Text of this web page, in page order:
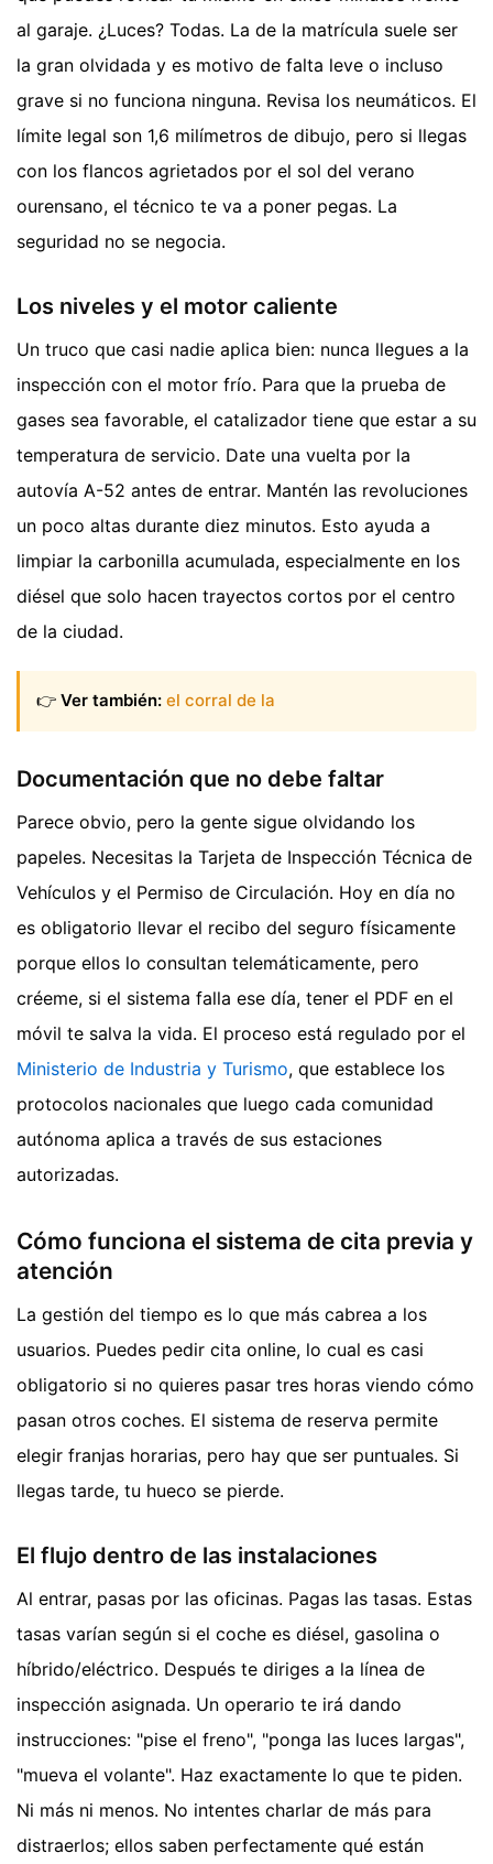
al garaje. ¿Luces? Todas. La de la matrícula suele ser
la gran olvidada y es motivo de falta leve o incluso
grave si no funciona ninguna. Revisa los neumáticos. El
límite legal son 1,6 milímetros de dibujo, pero si llegas
con los flancos agrietados por el sol del verano
ourensano, el técnico te va a poner pegas. La
seguridad no se negocia.
Los niveles y el motor caliente
Un truco que casi nadie aplica bien: nunca llegues a la
inspección con el motor frío. Para que la prueba de
gases sea favorable, el catalizador tiene que estar a su
temperatura de servicio. Date una vuelta por la
autovía A-52 antes de entrar. Mantén las revoluciones
un poco altas durante diez minutos. Esto ayuda a
limpiar la carbonilla acumulada, especialmente en los
diésel que solo hacen trayectos cortos por el centro
de la ciudad.
👉 Ver también: el corral de la
Documentación que no debe faltar
Parece obvio, pero la gente sigue olvidando los
papeles. Necesitas la Tarjeta de Inspección Técnica de
Vehículos y el Permiso de Circulación. Hoy en día no
es obligatorio llevar el recibo del seguro físicamente
porque ellos lo consultan telemáticamente, pero
créeme, si el sistema falla ese día, tener el PDF en el
móvil te salva la vida. El proceso está regulado por el
Ministerio de Industria y Turismo, que establece los
protocolos nacionales que luego cada comunidad
autónoma aplica a través de sus estaciones
autorizadas.
Cómo funciona el sistema de cita previa y
atención
La gestión del tiempo es lo que más cabrea a los
usuarios. Puedes pedir cita online, lo cual es casi
obligatorio si no quieres pasar tres horas viendo cómo
pasan otros coches. El sistema de reserva permite
elegir franjas horarias, pero hay que ser puntuales. Si
llegas tarde, tu hueco se pierde.
El flujo dentro de las instalaciones
Al entrar, pasas por las oficinas. Pagas las tasas. Estas
tasas varían según si el coche es diésel, gasolina o
híbrido/eléctrico. Después te diriges a la línea de
inspección asignada. Un operario te irá dando
instrucciones: "pise el freno", "ponga las luces largas",
"mueva el volante". Haz exactamente lo que te piden.
Ni más ni menos. No intentes charlar de más para
distraerlos; ellos saben perfectamente qué están